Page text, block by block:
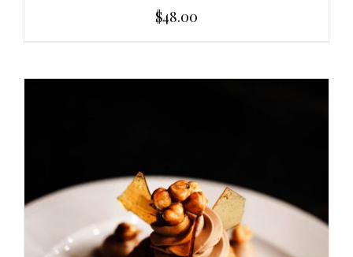
$48.00